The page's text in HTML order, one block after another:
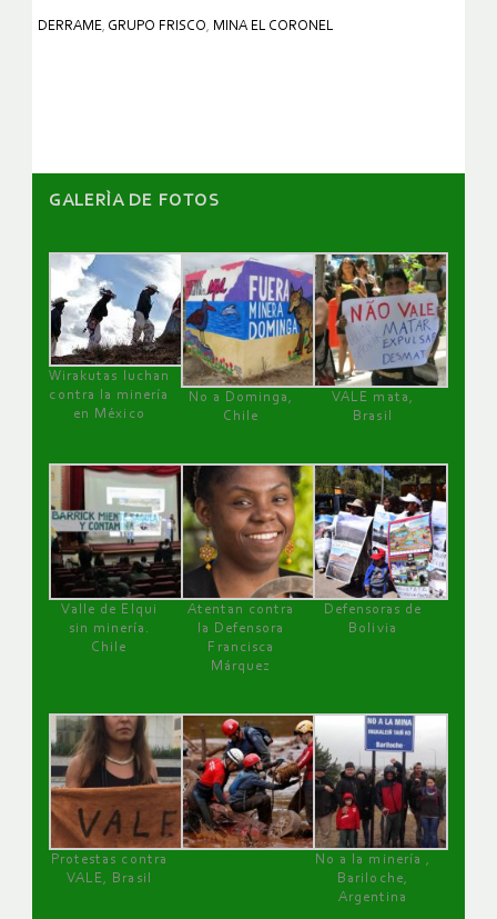
DERRAME, GRUPO FRISCO, MINA EL CORONEL
GALERÌA DE FOTOS
Wirakutas luchan
contra la minería
en México
No a Dominga,
Chile
VALE mata,
Brasil
Valle de Elqui
sin minería.
Chile
Atentan contra
la Defensora
Francisca
Márquez
Defensoras de
Bolivia
Protestas contra
VALE, Brasil
No a la minería ,
Bariloche,
Argentina